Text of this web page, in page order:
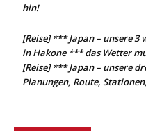
hin!
[Reise] *** Japan – unsere
in Hakone *** das Wetter
[Reise] *** Japan – unsere
Planungen, Route,